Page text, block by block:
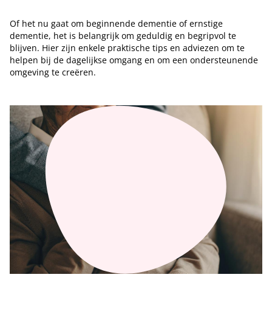
Of het nu gaat om beginnende dementie of ernstige
dementie, het is belangrijk om geduldig en begripvol te
blijven. Hier zijn enkele praktische tips en adviezen om te
helpen bij de dagelijkse omgang en om een ondersteunende
omgeving te creëren.